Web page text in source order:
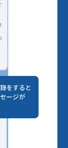
をすると
ージが